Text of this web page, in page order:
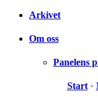
Arkivet
Om oss
Panelens
Start •